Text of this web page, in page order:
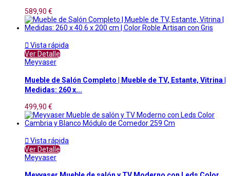
589,90 €
 Vista rápida
Ver Detalle
Meyvaser
Mueble de Salón Completo | Mueble de TV, Estante, Vitrina |
Medidas: 260 x...
499,90 €
 Vista rápida
Ver Detalle
Meyvaser